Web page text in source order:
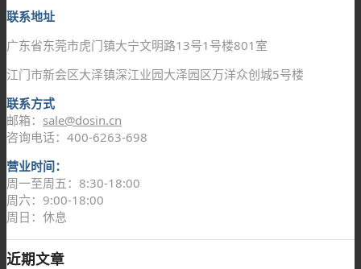
联系地址
广东省东莞市虎门镇大宁文明路13号1号楼801室
江门市新会区大泽镇深江业园大泽园区万洋众创城5号楼
联系方式
邮箱： sale@dosin.cn
咨询电话：400-6263-698
营业时间：
周一至周五：8:30-18:00
周六：9:00-18:00
周日：休息
近期文章